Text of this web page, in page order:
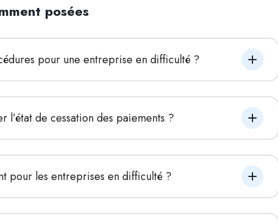
posées
pour une entreprise en difficulté ?
l’état de cessation des paiements ?
pour les entreprises en difficulté ?